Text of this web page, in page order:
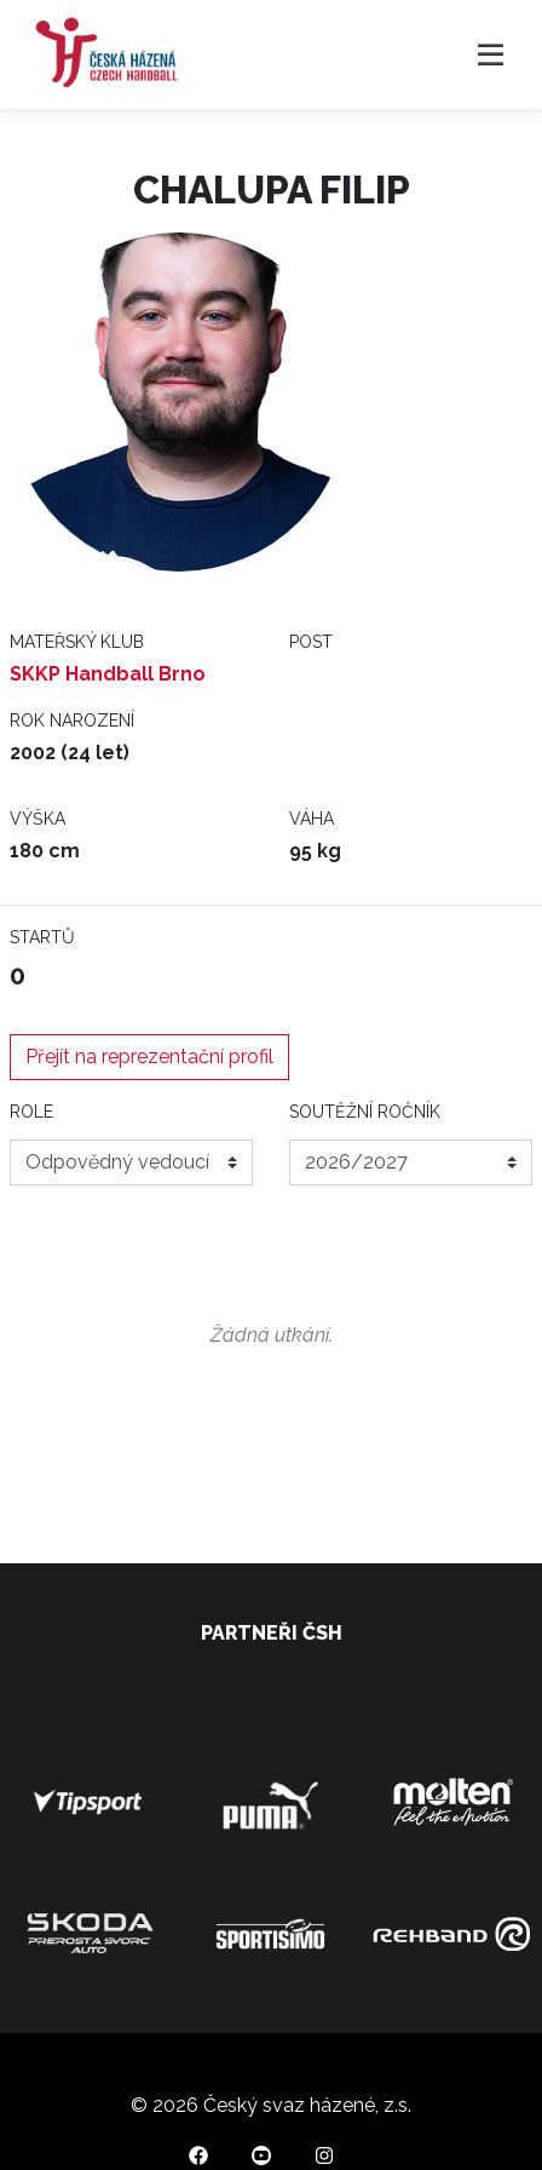
CHALUPA FILIP
MATEŘSKÝ KLUB
SKKP Handball Brno
POST
ROK NAROZENÍ
2002 (24 let)
VÝŠKA
180 cm
VÁHA
95 kg
STARTŮ
0
Přejít na reprezentační profil
ROLE SOUTĚŽNÍ ROČNÍK
Žádná utkání.
PARTNEŘI ČSH
© 2026 Český svaz házené, z.s.